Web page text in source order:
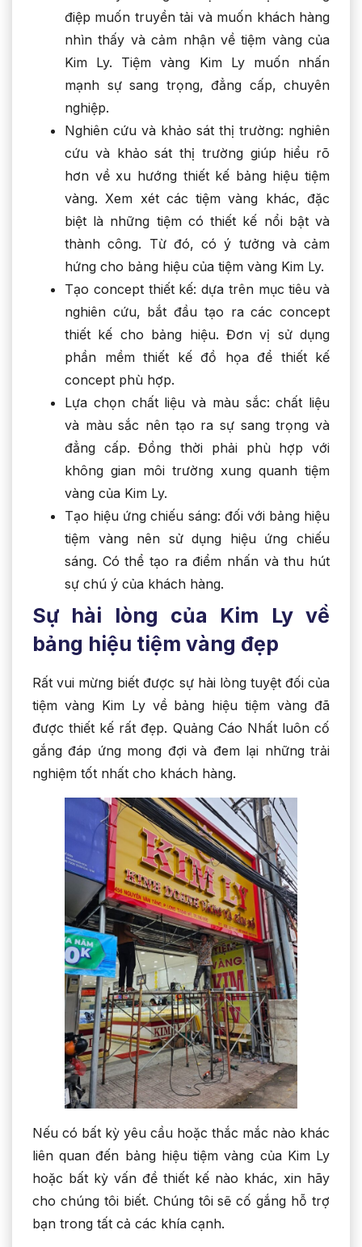
điệp muốn truyền tải và muốn khách hàng
nhìn thấy và cảm nhận về tiệm vàng của
Kim Ly. Tiệm vàng Kim Ly muốn nhấn
mạnh sự sang trọng, đẳng cấp, chuyên
nghiệp.
Nghiên cứu và khảo sát thị trường: nghiên
cứu và khảo sát thị trường giúp hiểu rõ
hơn về xu hướng thiết kế bảng hiệu tiệm
vàng. Xem xét các tiệm vàng khác, đặc
biệt là những tiệm có thiết kế nổi bật và
thành công. Từ đó, có ý tưởng và cảm
hứng cho bảng hiệu của tiệm vàng Kim Ly.
Tạo concept thiết kế: dựa trên mục tiêu và
nghiên cứu, bắt đầu tạo ra các concept
thiết kế cho bảng hiệu. Đơn vị sử dụng
phần mềm thiết kế đồ họa để thiết kế
concept phù hợp.
Lựa chọn chất liệu và màu sắc: chất liệu
và màu sắc nên tạo ra sự sang trọng và
đẳng cấp. Đồng thời phải phù hợp với
không gian môi trường xung quanh tiệm
vàng của Kim Ly.
Tạo hiệu ứng chiếu sáng: đối với bảng hiệu
tiệm vàng nên sử dụng hiệu ứng chiếu
sáng. Có thể tạo ra điểm nhấn và thu hút
sự chú ý của khách hàng.
Sự hài lòng của Kim Ly về
bảng hiệu tiệm vàng đẹp
Rất vui mừng biết được sự hài lòng tuyệt đối của
tiệm vàng Kim Ly về bảng hiệu tiệm vàng đã
được thiết kế rất đẹp. Quảng Cáo Nhất luôn cố
gắng đáp ứng mong đợi và đem lại những trải
nghiệm tốt nhất cho khách hàng.
Nếu có bất kỳ yêu cầu hoặc thắc mắc nào khác
liên quan đến bảng hiệu tiệm vàng của Kim Ly
hoặc bất kỳ vấn đề thiết kế nào khác, xin hãy
cho chúng tôi biết. Chúng tôi sẽ cố gắng hỗ trợ
bạn trong tất cả các khía cạnh.